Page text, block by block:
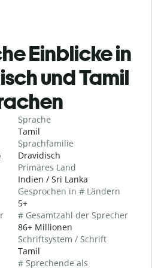
Einblicke in
und Tamil
Sprache
Tamil
Sprachfamilie
Dravidisch
Primäres Land
Indien / Sri Lanka
Gesprochen in # Ländern
5+
# Gesamtzahl der Sprecher
86+ Millionen
Schriftsystem / Schrift
Tamil
# Sprechende als